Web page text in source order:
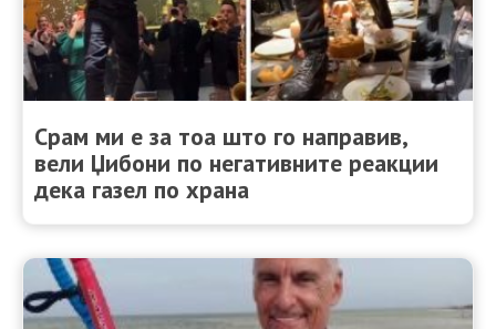
Срам ми е за тоа што го направив,
вели Џибони по негативните реакции
дека газел по храна